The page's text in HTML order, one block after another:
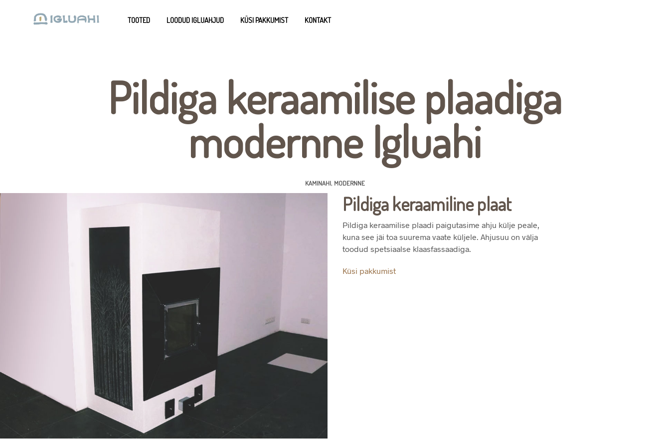
TOOTED LOODUD IGLUAHJUD KÜSI PAKKUMIST KONTAKT
Pildiga keraamilise plaadiga
modernne Igluahi
KAMINAHI, MODERNNE
Pildiga keraamiline plaat
Pildiga keraamilise plaadi paigutasime ahju külje peale,
kuna see jäi toa suurema vaate küljele. Ahjusuu on välja
toodud spetsiaalse klaasfassaadiga.
Küsi pakkumist